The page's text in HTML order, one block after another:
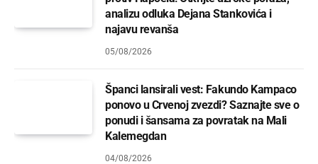
analizu odluka Dejana Stankovića i
najavu revanša
05/08/2026
Španci lansirali vest: Fakundo Kampaco
ponovo u Crvenoj zvezdi? Saznajte sve o
ponudi i šansama za povratak na Mali
Kalemegdan
04/08/2026